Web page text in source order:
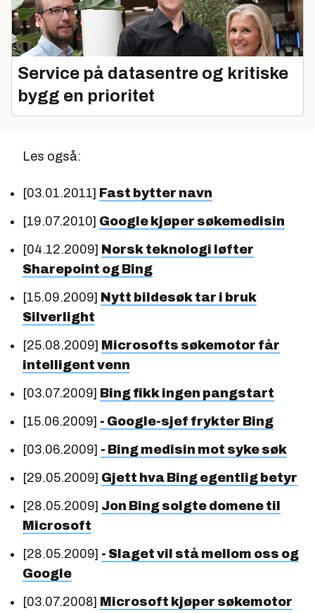
Service på datasentre og kritiske
bygg en prioritet
Les også:
[03.01.2011] Fast bytter navn
[19.07.2010] Google kjøper søkemedisin
[04.12.2009] Norsk teknologi løfter
Sharepoint og Bing
[15.09.2009] Nytt bildesøk tar i bruk
Silverlight
[25.08.2009] Microsofts søkemotor får
intelligent venn
[03.07.2009] Bing fikk ingen pangstart
[15.06.2009] - Google-sjef frykter Bing
[03.06.2009] - Bing medisin mot syke søk
[29.05.2009] Gjett hva Bing egentlig betyr
[28.05.2009] Jon Bing solgte domene til
Microsoft
[28.05.2009] - Slaget vil stå mellom oss og
Google
[03.07.2008] Microsoft kjøper søkemotor